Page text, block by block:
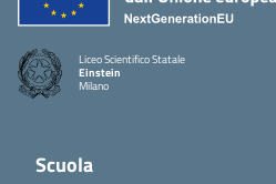
Liceo Scientifico Statale
Einstein
Milano
Scuola